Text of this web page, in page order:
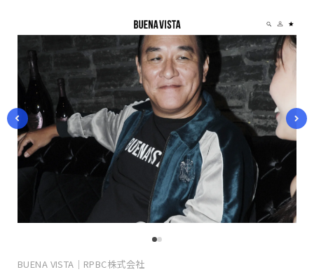
BUENA VISTA｜RPBC株式会社